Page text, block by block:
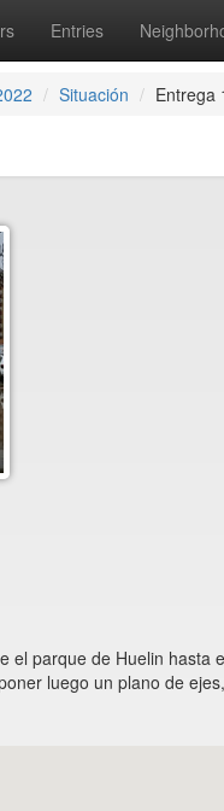
Entries
Situación Entrega
el parque de Huelin
luego un plano de